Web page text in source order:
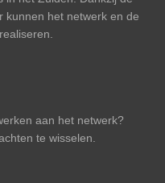
kunnen het netwerk en de
aan het netwerk?
te wisselen.